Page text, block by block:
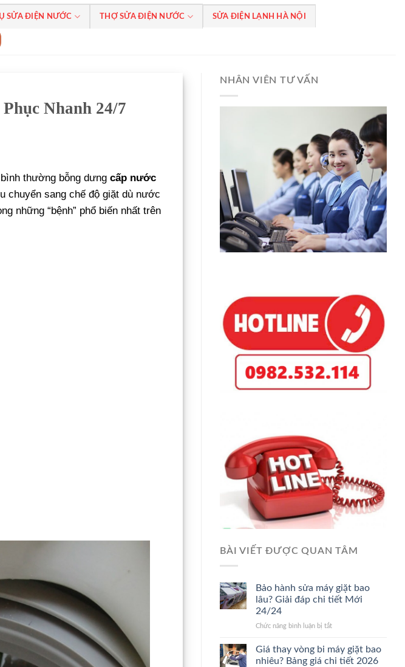
SỬA ĐIỆN NƯỚC THỢ SỬA ĐIỆN NƯỚC SỬA ĐIỆN LẠNH HÀ NỘI
Nhanh 24/7
thường bỗng dưng cấp nước
chuyển sang chế độ giặt dù nước
những “bệnh” phổ biến nhất trên
NHÂN VIÊN TƯ VẤN
BÀI VIẾT ĐƯỢC QUAN TÂM
Bảo hành sửa máy giặt bao
lâu? Giải đáp chi tiết Mới
24/24
Chức năng bình luận bị tắtở
hành
sửa
Giá thay vòng bi máy giặt bao
nhiêu? Bảng giá chi tiết 2026